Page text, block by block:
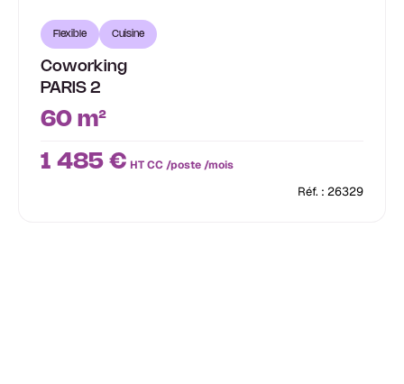
Flexible Cuisine
Coworking
PARIS 2
60 m²
1 485 € HT CC /poste /mois
Réf. : 26329